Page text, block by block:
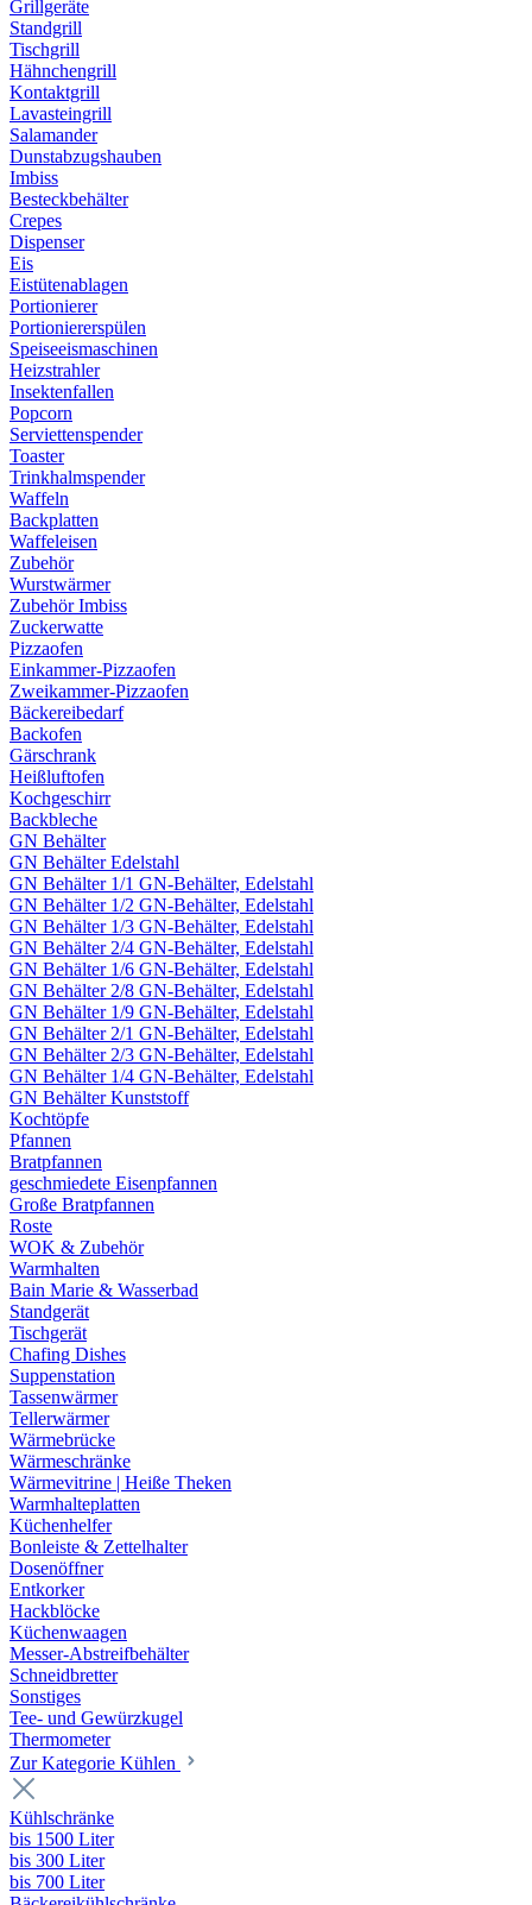
Grillgeräte
Standgrill
Tischgrill
Hähnchengrill
Kontaktgrill
Lavasteingrill
Salamander
Dunstabzugshauben
Imbiss
Besteckbehälter
Crepes
Dispenser
Eis
Eistütenablagen
Portionierer
Portioniererspülen
Speiseeismaschinen
Heizstrahler
Insektenfallen
Popcorn
Serviettenspender
Toaster
Trinkhalmspender
Waffeln
Backplatten
Waffeleisen
Zubehör
Wurstwärmer
Zubehör Imbiss
Zuckerwatte
Pizzaofen
Einkammer-Pizzaofen
Zweikammer-Pizzaofen
Bäckereibedarf
Backofen
Gärschrank
Heißluftofen
Kochgeschirr
Backbleche
GN Behälter
GN Behälter Edelstahl
GN Behälter 1/1 GN-Behälter, Edelstahl
GN Behälter 1/2 GN-Behälter, Edelstahl
GN Behälter 1/3 GN-Behälter, Edelstahl
GN Behälter 2/4 GN-Behälter, Edelstahl
GN Behälter 1/6 GN-Behälter, Edelstahl
GN Behälter 2/8 GN-Behälter, Edelstahl
GN Behälter 1/9 GN-Behälter, Edelstahl
GN Behälter 2/1 GN-Behälter, Edelstahl
GN Behälter 2/3 GN-Behälter, Edelstahl
GN Behälter 1/4 GN-Behälter, Edelstahl
GN Behälter Kunststoff
Kochtöpfe
Pfannen
Bratpfannen
geschmiedete Eisenpfannen
Große Bratpfannen
Roste
WOK & Zubehör
Warmhalten
Bain Marie & Wasserbad
Standgerät
Tischgerät
Chafing Dishes
Suppenstation
Tassenwärmer
Tellerwärmer
Wärmebrücke
Wärmeschränke
Wärmevitrine | Heiße Theken
Warmhalteplatten
Küchenhelfer
Bonleiste & Zettelhalter
Dosenöffner
Entkorker
Hackblöcke
Küchenwaagen
Messer-Abstreifbehälter
Schneidbretter
Sonstiges
Tee- und Gewürzkugel
Thermometer
Zur Kategorie Kühlen
Kühlschränke
bis 1500 Liter
bis 300 Liter
bis 700 Liter